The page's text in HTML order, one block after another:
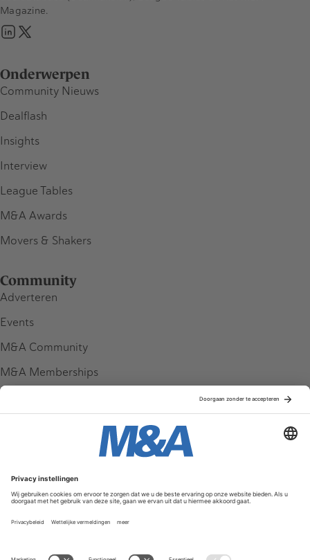
Onderwerpen
Community Nieuws
Dealflash
Insights
Interview
League Tables
M&A Awards
Movers & Shakers
Community
Adverteren
Events
M&A Community
M&A Memberships
Service & Contact
Contact
FAQ
Werken bij ons
Magazine.